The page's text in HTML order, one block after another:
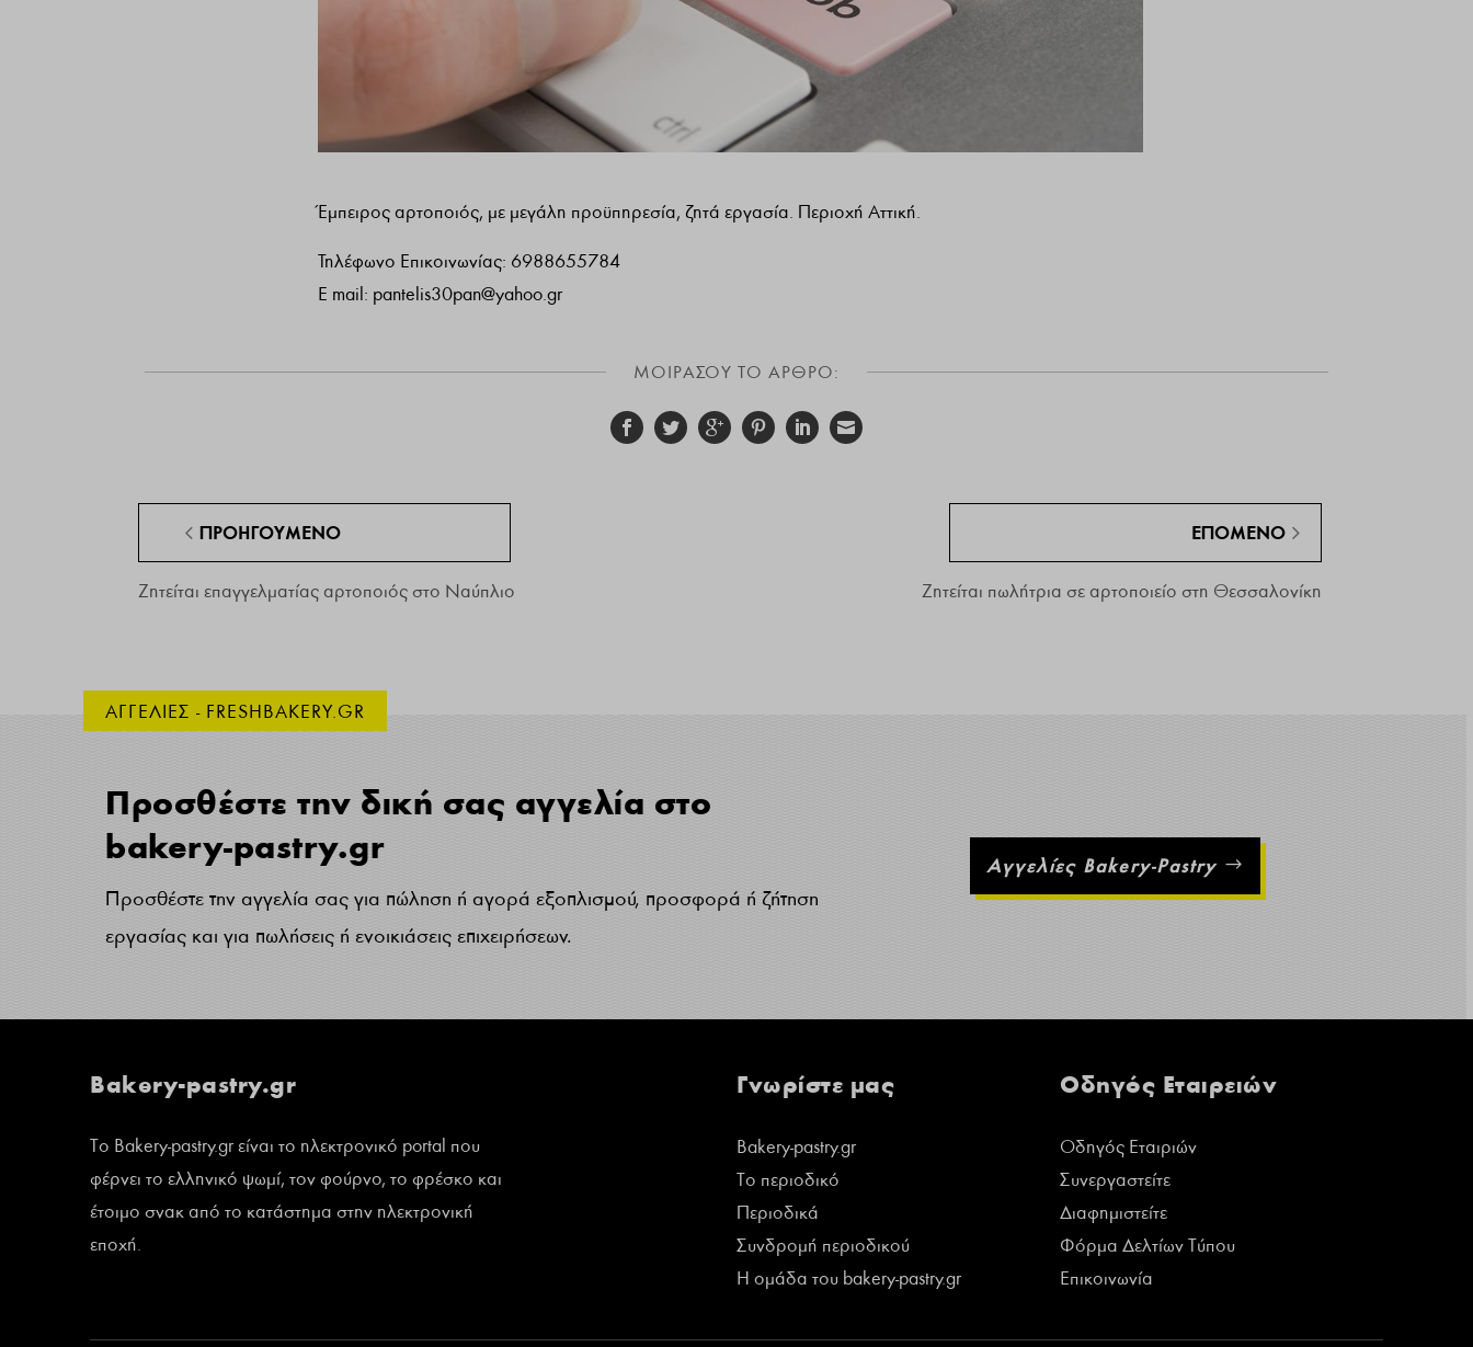
Έμπειρος αρτοποιός, με μεγάλη προϋπηρεσία, ζητά εργασία. Περιοχή Αττική.
Τηλέφωνο Επικοινωνίας: 6988655784
E mail: pantelis30pan@yahoo.gr
ΜΟΙΡΑΣΟΥ ΤΟ ΑΡΘΡΟ:
ΠΡΟΗΓΟΎΜΕΝΟ
Ζητείται επαγγελματίας αρτοποιός στο Ναύπλιο
ΕΠΌΜΕΝΟ
Ζητείται πωλήτρια σε αρτοποιείο στη Θεσσαλονίκη
ΑΓΓΕΛΙΕΣ - FRESHBAKERY.GR
Προσθέστε την δική σας αγγελία στο
bakery-pastry.gr
Προσθέστε την αγγελία σας για πώληση ή αγορά εξοπλισμού, προσφορά ή ζήτηση
εργασίας και για πωλήσεις ή ενοικιάσεις επιχειρήσεων.
Αγγελίες Bakery-Pastry
Bakery-pastry.gr
Το Bakery-pastry.gr είναι το ηλεκτρονικό portal που
φέρνει το ελληνικό ψωμί, τον φούρνο, το φρέσκο και
έτοιμο σνακ από το κατάστημα στην ηλεκτρονική
εποχή.
Γνωρίστε μας
Bakery-pastry.gr
Το περιοδικό
Περιοδικά
Συνδρομή περιοδικού
Η ομάδα του bakery-pastry.gr
Οδηγός Εταιρειών
Οδηγός Εταιριών
Συνεργαστείτε
Διαφημιστείτε
Φόρμα Δελτίων Τύπου
Επικοινωνία